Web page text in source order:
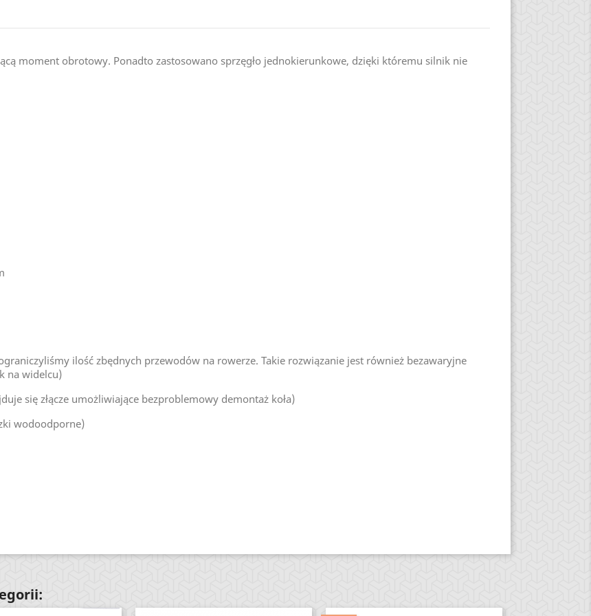
moment obrotowy. Ponadto zastosowano sprzęgło jednokierunkowe, dzięki któremu silnik nie
ilość zbędnych przewodów na rowerze. Takie rozwiązanie jest również bezawaryjne
na widelcu)
się złącze umożliwiające bezproblemowy demontaż koła)
wodoodporne)